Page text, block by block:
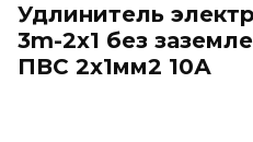
Удлинитель
3m-2x1 без
ПВС 2x1мм2 10А